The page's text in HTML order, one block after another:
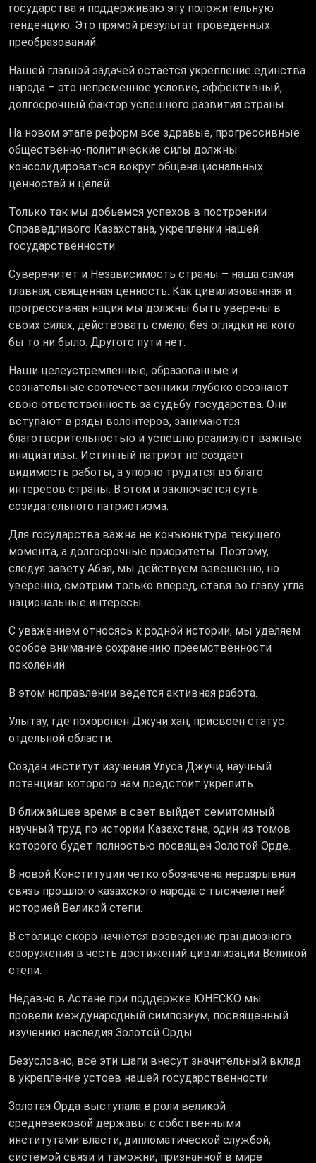
государства я поддерживаю эту положительную
тенденцию. Это прямой результат проведенных
преобразований.
Нашей главной задачей остается укрепление единства
народа – это непременное условие, эффективный,
долгосрочный фактор успешного развития страны.
На новом этапе реформ все здравые, прогрессивные
общественно-политические силы должны
консолидироваться вокруг общенациональных
ценностей и целей.
Только так мы добьемся успехов в построении
Справедливого Казахстана, укреплении нашей
государственности.
Суверенитет и Независимость страны – наша самая
главная, священная ценность. Как цивилизованная и
прогрессивная нация мы должны быть уверены в
своих силах, действовать смело, без оглядки на кого
бы то ни было. Другого пути нет.
Наши целеустремленные, образованные и
сознательные соотечественники глубоко осознают
свою ответственность за судьбу государства. Они
вступают в ряды волонтеров, занимаются
благотворительностью и успешно реализуют важные
инициативы. Истинный патриот не создает
видимость работы, а упорно трудится во благо
интересов страны. В этом и заключается суть
созидательного патриотизма.
Для государства важна не конъюнктура текущего
момента, а долгосрочные приоритеты. Поэтому,
следуя завету Абая, мы действуем взвешенно, но
уверенно, смотрим только вперед, ставя во главу угла
национальные интересы.
С уважением относясь к родной истории, мы уделяем
особое внимание сохранению преемственности
поколений.
В этом направлении ведется активная работа.
Улытау, где похоронен Джучи хан, присвоен статус
отдельной области.
Создан институт изучения Улуса Джучи, научный
потенциал которого нам предстоит укрепить.
В ближайшее время в свет выйдет семитомный
научный труд по истории Казахстана, один из томов
которого будет полностью посвящен Золотой Орде.
В новой Конституции четко обозначена неразрывная
связь прошлого казахского народа с тысячелетней
историей Великой степи.
В столице скоро начнется возведение грандиозного
сооружения в честь достижений цивилизации Великой
степи.
Недавно в Астане при поддержке ЮНЕСКО мы
провели международный симпозиум, посвященный
изучению наследия Золотой Орды.
Безусловно, все эти шаги внесут значительный вклад
в укрепление устоев нашей государственности.
Золотая Орда выступала в роли великой
средневековой державы с собственными
институтами власти, дипломатической службой,
системой связи и таможни, признанной в мире